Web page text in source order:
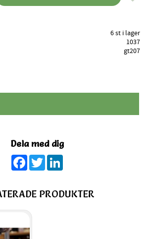
6 st i lager
1037
gt207
Dela med dig
Facebook
Twitter
PRODUKTER